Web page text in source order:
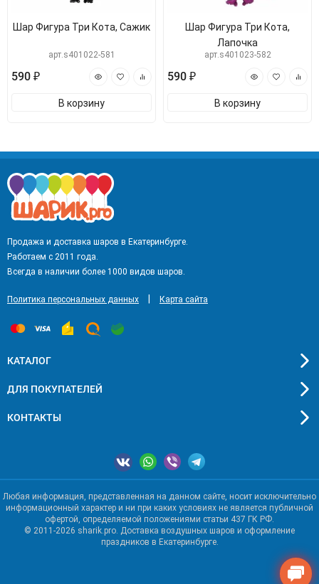
Шар Фигура Три Кота, Сажик
арт.s401022-581
590 ₽
В корзину
Шар Фигура Три Кота,
Лапочка
арт.s401023-582
590 ₽
В корзину
Продажа и доставка шаров в Екатеринбурге.
Работаем с 2011 года.
Всегда в наличии более 1000 видов шаров.
Политика персональных данных Карта сайта
КАТАЛОГ
ДЛЯ ПОКУПАТЕЛЕЙ
КОНТАКТЫ
Любая информация, представленная на данном сайте, носит исключительно
информационный характер и ни при каких условиях не является публичной
офертой, определяемой положениями статьи 437 ГК РФ.
© 2011-2026 sharik.pro. Доставка воздушных шаров и оформление
праздников в Екатеринбурге.